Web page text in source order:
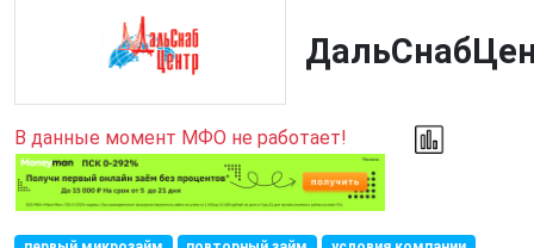
В данные момент МФО не работает!